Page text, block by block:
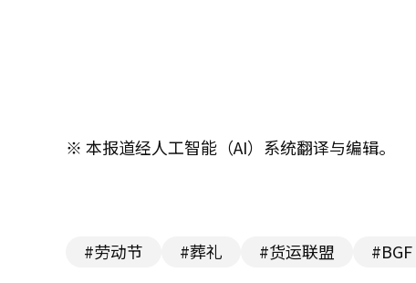
※ 本报道经人工智能（AI）系统翻译与编辑。
#劳动节 #葬礼 #货运联盟 #BGF